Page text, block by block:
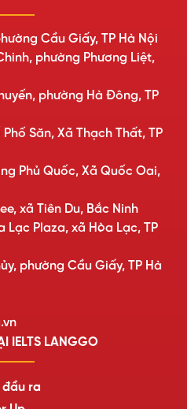
Cầu Giấy, TP Hà Nội
phường Phương Liệt,
phường Hà Đông, TP
Săn, Xã Thạch Thất, TP
Phủ Quốc, Xã Quốc Oai,
xã Tiên Du, Bắc Ninh
Lạc Plaza, xã Hòa Lạc, TP
phường Cầu Giấy, TP Hà
IELTS LANGGO
đầu ra